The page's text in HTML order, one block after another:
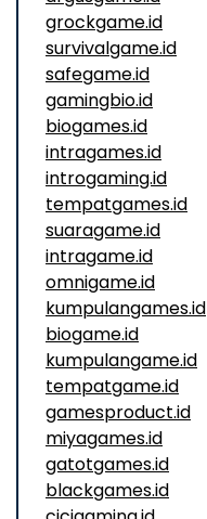
grockgame.id
survivalgame.id
safegame.id
gamingbio.id
biogames.id
intragames.id
introgaming.id
tempatgames.id
suaragame.id
intragame.id
omnigame.id
kumpulangames.id
biogame.id
kumpulangame.id
tempatgame.id
gamesproduct.id
miyagames.id
gatotgames.id
blackgames.id